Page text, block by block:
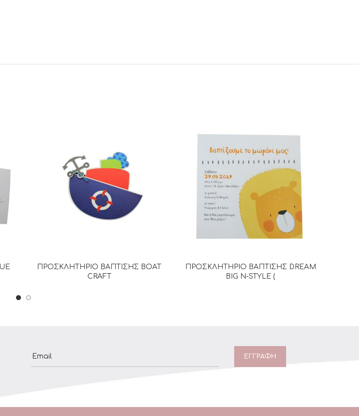
ΔΙΑΒΆΣΤΕ ΠΕΡΙΣΣΌΤΕΡΑ
ΠΡΟΣΚΛΗΤΗΡΙΟ ΒΑΠΤΙΣΗΣ BOAT
CRAFT
ΔΙΑΒΆΣΤΕ ΠΕΡΙΣΣΌΤΕΡΑ
ΠΡΟΣΚΛΗΤΗΡΙΟ ΒΑΠΤΙΣΗΣ DREAM
BIG N-STYLE (